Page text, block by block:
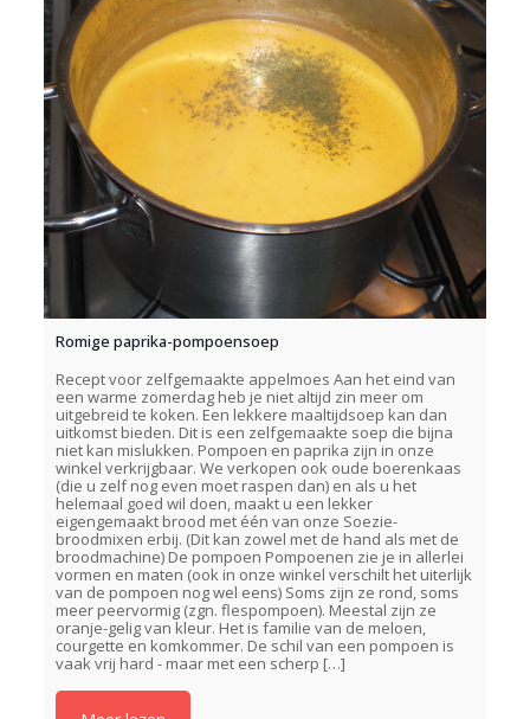
Romige paprika-pompoensoep
Recept voor zelfgemaakte appelmoes Aan het eind van
een warme zomerdag heb je niet altijd zin meer om
uitgebreid te koken. Een lekkere maaltijdsoep kan dan
uitkomst bieden. Dit is een zelfgemaakte soep die bijna
niet kan mislukken. Pompoen en paprika zijn in onze
winkel verkrijgbaar. We verkopen ook oude boerenkaas
(die u zelf nog even moet raspen dan) en als u het
helemaal goed wil doen, maakt u een lekker
eigengemaakt brood met één van onze Soezie-
broodmixen erbij. (Dit kan zowel met de hand als met de
broodmachine) De pompoen Pompoenen zie je in allerlei
vormen en maten (ook in onze winkel verschilt het uiterlijk
van de pompoen nog wel eens) Soms zijn ze rond, soms
meer peervormig (zgn. flespompoen). Meestal zijn ze
oranje-gelig van kleur. Het is familie van de meloen,
courgette en komkommer. De schil van een pompoen is
vaak vrij hard - maar met een scherp […]